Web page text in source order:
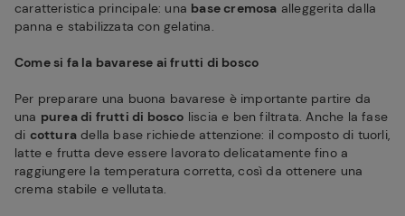
caratteristica principale: una base cremosa alleggerita dalla
panna e stabilizzata con gelatina.
Come si fa la bavarese ai frutti di bosco
Per preparare una buona bavarese è importante partire da
una purea di frutti di bosco liscia e ben filtrata. Anche la fase
di cottura della base richiede attenzione: il composto di tuorli,
latte e frutta deve essere lavorato delicatamente fino a
raggiungere la temperatura corretta, così da ottenere una
crema stabile e vellutata.